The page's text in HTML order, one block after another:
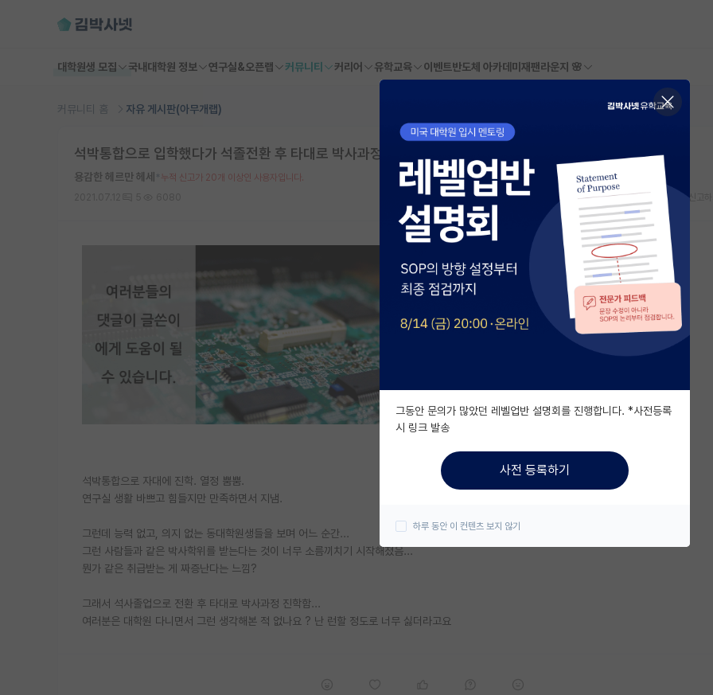
대학원생 모집 국내대학원 정보 연구실&오픈랩 커뮤니티 커리어 유학교육 이벤트반도체 아카데미 재팬라운지 🌸
커뮤니티 홈 자유 게시판(아무개랩)
석박통합으로 입학했다가 석졸전환 후 타대로 박사과정 진학한 이유
용감한 헤르만 헤세
누적 신고가 20개 이상인 사용자입니다.
스크랩 신고
석박통합으로 자대에 진학. 열정 뿜뿜.
연구실 생활 바쁘고 힘들지만 만족하면서 지냄.
그런데 능력 없고, 의지 없는 동대학원생들을 보며 어느 순간...
그런 사람들과 같은 박사학위를 받는다는 것이 너무 소름끼치기 시작해졌음...
뭔가 같은 취급받는 게 짜증난다는 느낌?
그래서 석사졸업으로 전환 후 타대로 박사과정 진학함...
여러분은 대학원 다니면서 그런 생각해본 적 없나요 ? 난 런할 정도로 너무 싫더라고요
그동안 문의가 많았던 레벨업반 설명회를 진행합니다. *사전등록
시 링크 발송
사전 등록하기
하루 동안 이 컨텐츠 보지 않기